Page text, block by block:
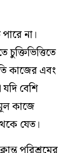
না।
চুক্তিভিত্তিতে
কাজের এবং
বেশি
কাজে
যেত।